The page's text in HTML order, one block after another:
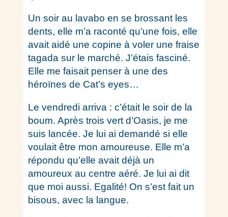
Un soir au lavabo en se brossant les
dents, elle m’a raconté qu’une fois, elle
avait aidé une copine à voler une fraise
tagada sur le marché. J’étais fasciné.
Elle me faisait penser à une des
héroïnes de Cat’s eyes…
Le vendredi arriva : c’était le soir de la
boum. Après trois vert d’Oasis, je me
suis lancée. Je lui ai demandé si elle
voulait être mon amoureuse. Elle m’a
répondu qu’elle avait déjà un
amoureux au centre aéré. Je lui ai dit
que moi aussi. Egalité! On s’est fait un
bisous, avec la langue.